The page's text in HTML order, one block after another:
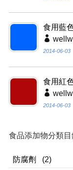
食用藍
2014-06-03
食用紅
2014-06-03
食品添加物分類目
防腐劑 (2)